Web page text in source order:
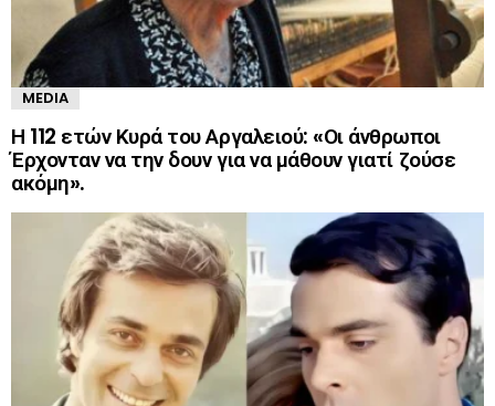
MEDIA
Η 112 ετών Κυρά του Αργαλειού: «Οι άνθρωποι
Έρχονταν να την δουν για να μάθουν γιατί ζούσε
ακόμη».